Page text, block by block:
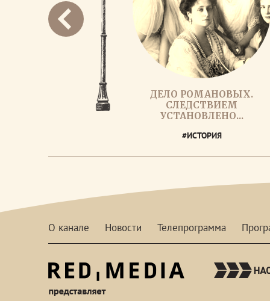
ДЕЛО РОМАНОВЫХ.
СЛЕДСТВИЕМ
УСТАНОВЛЕНО...
#ИСТОРИЯ
О канале Новости Телепрограмма